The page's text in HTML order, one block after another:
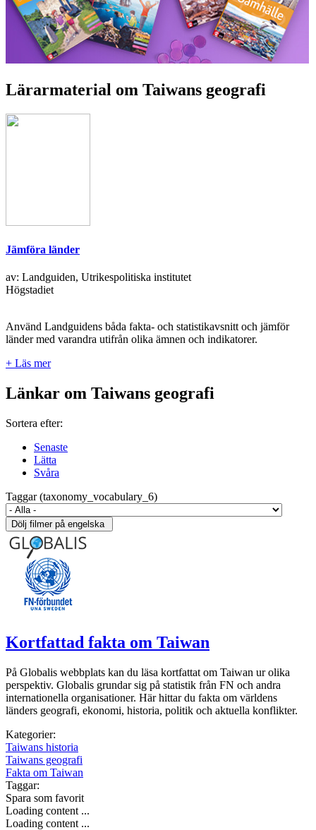
Lärarmaterial om Taiwans geografi
Jämföra länder
av: Landguiden, Utrikespolitiska institutet
Högstadiet
Använd Landguidens båda fakta- och statistikavsnitt och jämför
länder med varandra utifrån olika ämnen och indikatorer.
+ Läs mer
Länkar om Taiwans geografi
Sortera efter:
Senaste
Lätta
Svåra
Taggar (taxonomy_vocabulary_6)
Kortfattad fakta om Taiwan
På Globalis webbplats kan du läsa kortfattat om Taiwan ur olika
perspektiv. Globalis grundar sig på statistik från FN och andra
internationella organisationer. Här hittar du fakta om världens
länders geografi, ekonomi, historia, politik och aktuella konflikter.
Kategorier:
Taiwans historia
Taiwans geografi
Fakta om Taiwan
Taggar:
Spara som favorit
Loading content ...
Loading content ...